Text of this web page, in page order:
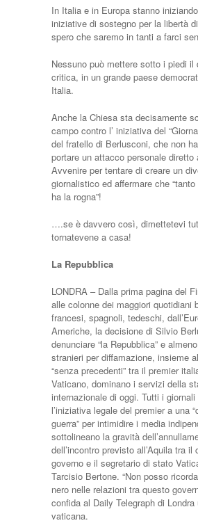
In Italia e in Europa stanno
iniziative di sostegno per la libertà
spero che saremo in tanti a farci
Nessuno può mettere sotto i piedi il
critica, in un grande paese
Italia.
Anche la Chiesa sta decisamente
campo contro l’ iniziativa del
del fratello di Berlusconi, che non
portare un attacco personale diretto
Avvenire per tentare di creare un
giornalistico ed affermare che “tanto
ha la rogna”!
….se è davvero così, dimettetevi
tornatevene a casa!
La Repubblica
LONDRA – Dalla prima pagina del
alle colonne dei maggiori quotidiani
francesi, spagnoli, tedeschi,
Americhe, la decisione di Silvio
denunciare “la Repubblica” e
stranieri per diffamazione, insieme
“senza precedenti” tra il premier
Vaticano, dominano i servizi della
internazionale di oggi. Tutti i giornali
l’iniziativa legale del premier a una
guerra” per intimidire i media
sottolineano la gravità
dell’incontro previsto all’Aquila tra il
governo e il segretario di stato
Tarcisio Bertone. “Non posso
nero nelle relazioni tra questo
confida al Daily Telegraph di Londra
vaticana.